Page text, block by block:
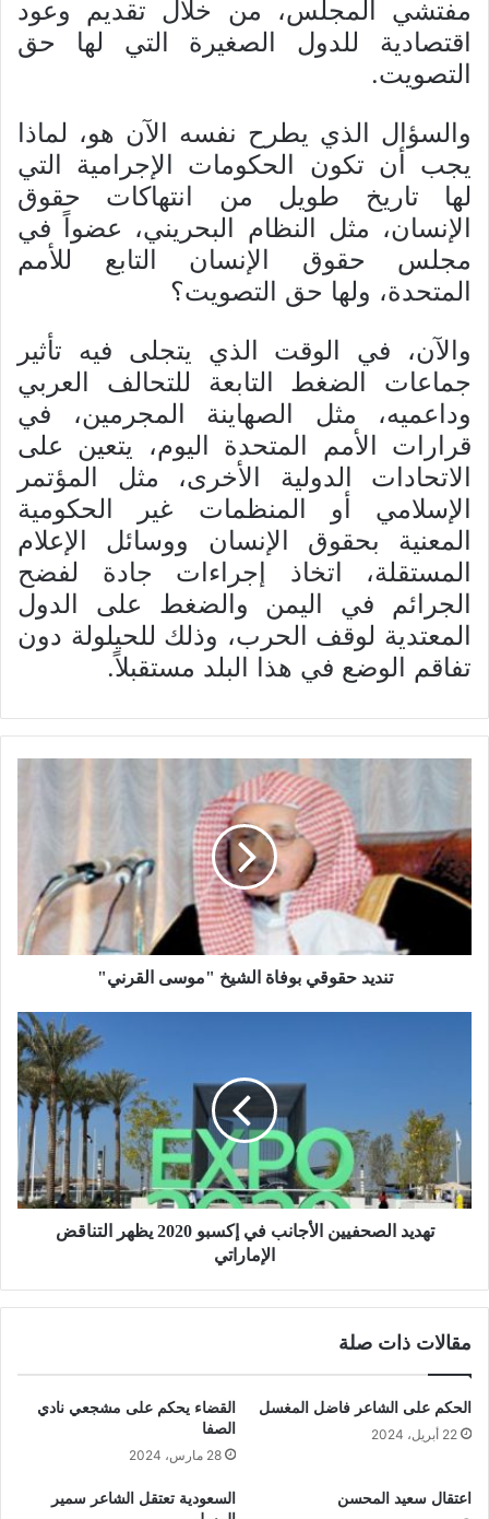
مفتشي المجلس، من خلال تقديم وعود
اقتصادية للدول الصغيرة التي لها حق
التصويت.
والسؤال الذي يطرح نفسه الآن هو، لماذا
يجب أن تكون الحكومات الإجرامية التي
لها تاريخ طويل من انتهاكات حقوق
الإنسان، مثل النظام البحريني، عضواً في
مجلس حقوق الإنسان التابع للأمم
المتحدة، ولها حق التصويت؟
والآن، في الوقت الذي يتجلى فيه تأثير
جماعات الضغط التابعة للتحالف العربي
وداعميه، مثل الصهاينة المجرمين، في
قرارات الأمم المتحدة اليوم، يتعين على
الاتحادات الدولية الأخرى، مثل المؤتمر
الإسلامي أو المنظمات غير الحكومية
المعنية بحقوق الإنسان ووسائل الإعلام
المستقلة، اتخاذ إجراءات جادة لفضح
الجرائم في اليمن والضغط على الدول
المعتدية لوقف الحرب، وذلك للحيلولة دون
تفاقم الوضع في هذا البلد مستقبلاً.
تنديد حقوقي بوفاة الشيخ "موسى القرني"
تهديد الصحفيين الأجانب في إكسبو 2020 يظهر التناقض
الإماراتي
مقالات ذات صلة
الحكم على الشاعر فاضل المغسل
22 أبريل، 2024
القضاء يحكم على مشجعي نادي
الصفا
28 مارس، 2024
اعتقال سعيد المحسن
السعودية تعتقل الشاعر سمير